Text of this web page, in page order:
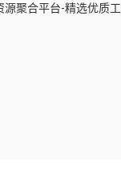
源聚合平台-精选优质工